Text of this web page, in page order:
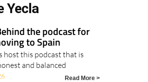
Yecla
the podcast for
to Spain
host this podcast that is
and balanced
Read More >